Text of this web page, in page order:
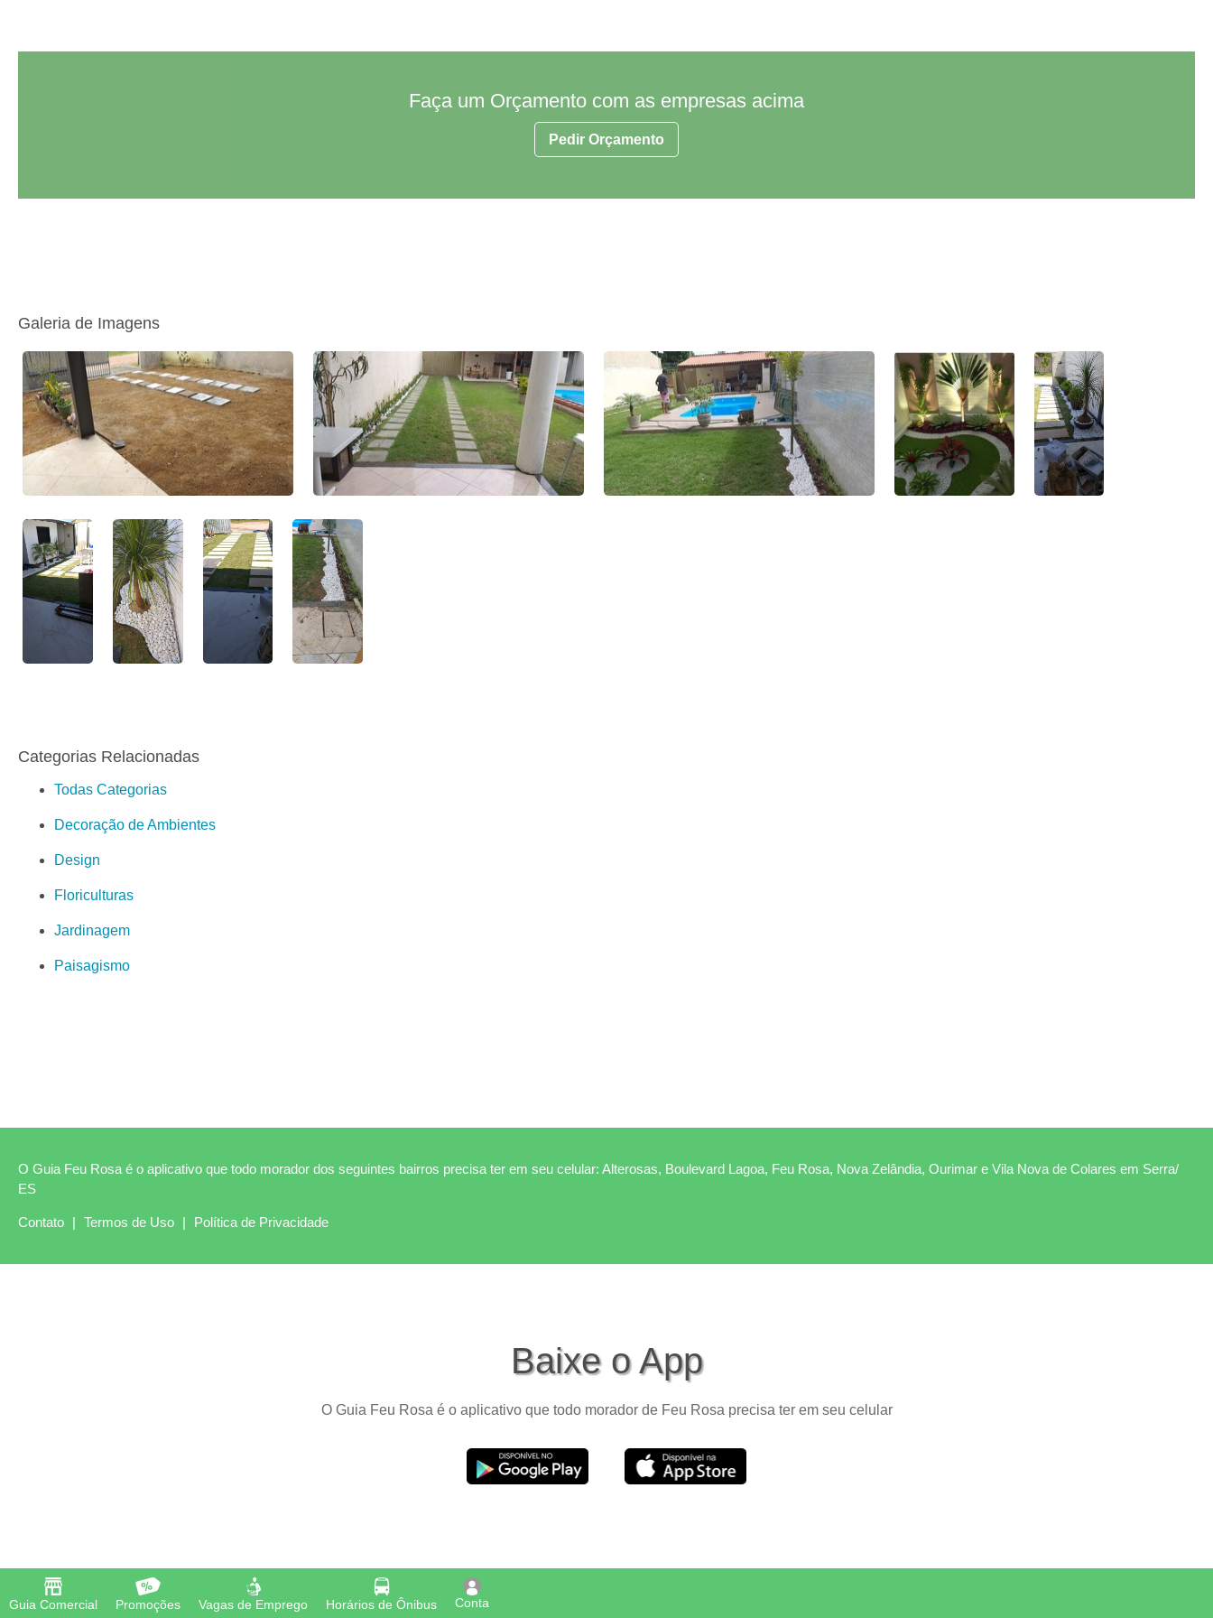
Guia Comercial Promoções Vagas de Emprego Horários de Ônibus Conta
Faça um Orçamento com as empresas acima
Pedir Orçamento
Galeria de Imagens
Categorias Relacionadas
Todas Categorias
Decoração de Ambientes
Design
Floriculturas
Jardinagem
Paisagismo
O Guia Feu Rosa é o aplicativo que todo morador dos seguintes bairros precisa ter em seu celular: Alterosas, Boulevard Lagoa, Feu Rosa, Nova Zelândia, Ourimar e Vila Nova de Colares em Serra/
ES
Contato | Termos de Uso | Política de Privacidade
Baixe o App
O Guia Feu Rosa é o aplicativo que todo morador de Feu Rosa precisa ter em seu celular